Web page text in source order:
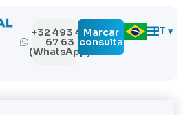
+32 493 43
67 63
(WhatsApp)
Marcar
consulta
PT
NL